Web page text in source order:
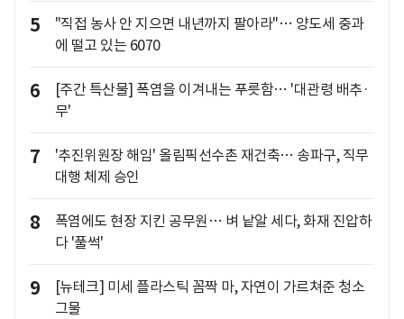
5
"직접 농사 안 지으면 내년까지 팔아라"… 양도세 중과
에 떨고 있는 6070
6
[주간 특산물] 폭염을 이겨내는 푸릇함… '대관령 배추·
무'
7
'추진위원장 해임' 올림픽선수촌 재건축… 송파구, 직무
대행 체제 승인
8
폭염에도 현장 지킨 공무원… 벼 낱알 세다, 화재 진압하
다 '풀썩'
9
[뉴테크] 미세 플라스틱 꼼짝 마, 자연이 가르쳐준 청소
그물